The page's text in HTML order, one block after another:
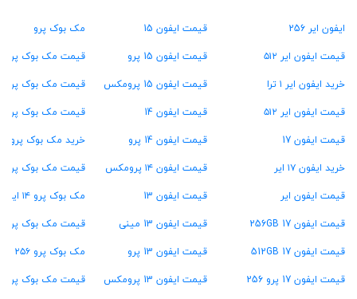
ایفون ایر 256
قیمت ایفون ایر ۵۱۲
خرید ایفون ایر ۱ ترا
قیمت ایفون ایر ۵۱۲
قیمت ایفون 17
خرید ایفون ۱۷ ایر
قیمت ایفون ایر
قیمت ایفون 17 256GB
قیمت ایفون 17 512GB
قیمت ایفون 17 پرو 256
قیمت ایفون 15
قیمت ایفون 15 پرو
قیمت ایفون 15 پرومکس
قیمت ایفون 14
قیمت ایفون 14 پرو
قیمت ایفون ۱۴ پرومکس
قیمت ایفون 13
قیمت ایفون 13 مینی
قیمت ایفون 13 پرو
قیمت ایفون 13 پرومکس
مک بوک پرو
قیمت مک بوک پرو M4
قیمت مک بوک پرو M3
قیمت مک بوک پرو M2
خرید مک بوک پرو M1
قیمت مک بوک پرو ۱۳ اینچ
مک بوک پرو ۱۴ اینچ
قیمت مک بوک پرو ۱۶ اینچ
مک بوک پرو ۲۵۶ گیگ
قیمت مک بوک پرو ۵۱۲ گیگ